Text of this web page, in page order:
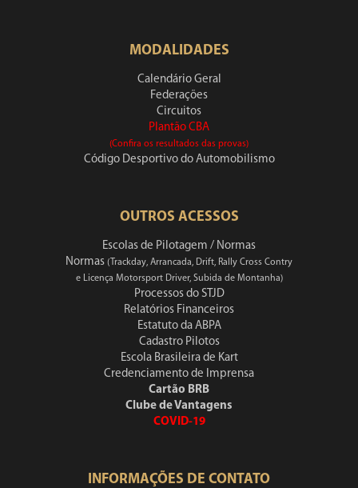
MODALIDADES
Calendário Geral
Federações
Circuitos
Plantão CBA
(Confira os resultados das provas)
Código Desportivo do Automobilismo
OUTROS ACESSOS
Escolas de Pilotagem / Normas
Normas (Trackday, Arrancada, Drift, Rally Cross Contry
e Licença Motorsport Driver, Subida de Montanha)
Processos do STJD
Relatórios Financeiros
Estatuto da ABPA
Cadastro Pilotos
Escola Brasileira de Kart
Credenciamento de Imprensa
Cartão BRB
Clube de Vantagens
COVID-19
INFORMAÇÕES DE CONTATO